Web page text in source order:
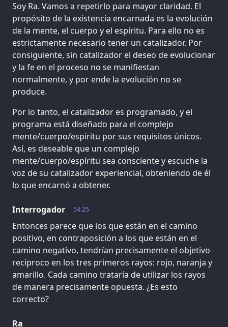
Soy Ra. Vamos a repetirlo para mayor claridad. El
propósito de la existencia encarnada es la evolución
de la mente, el cuerpo y el espíritu. Para ello no es
estrictamente necesario tener un catalizador. Por
consiguiente, sin catalizador el deseo de evolucionar
y la fe en el proceso no se manifiestan
normalmente, y por ende la evolución no se
produce.
Por lo tanto, el catalizador es programado, y el
programa está diseñado para el complejo
mente/cuerpo/espíritu por sus requisitos únicos.
Así, es deseable que un complejo
mente/cuerpo/espíritu sea consciente y escuche la
voz de su catalizador experiencial, obteniendo de él
lo que encarnó a obtener.
54.25
Interrogador
Entonces parece que los que están en el camino
positivo, en contraposición a los que están en el
camino negativo, tendrían precisamente el objetivo
recíproco en los tres primeros rayos: rojo, naranja y
amarillo. Cada camino trataría de utilizar los rayos
de manera precisamente opuesta. ¿Es esto
correcto?
Ra